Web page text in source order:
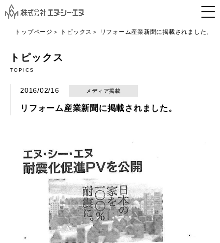
トップページ トピックス リフォーム産業新聞に掲載されました。
トピックス
TOPICS
2016/02/16 メディア掲載
リフォーム産業新聞に掲載されました。